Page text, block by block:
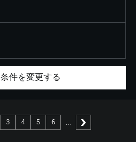
条件を変更する
3 4 5 6